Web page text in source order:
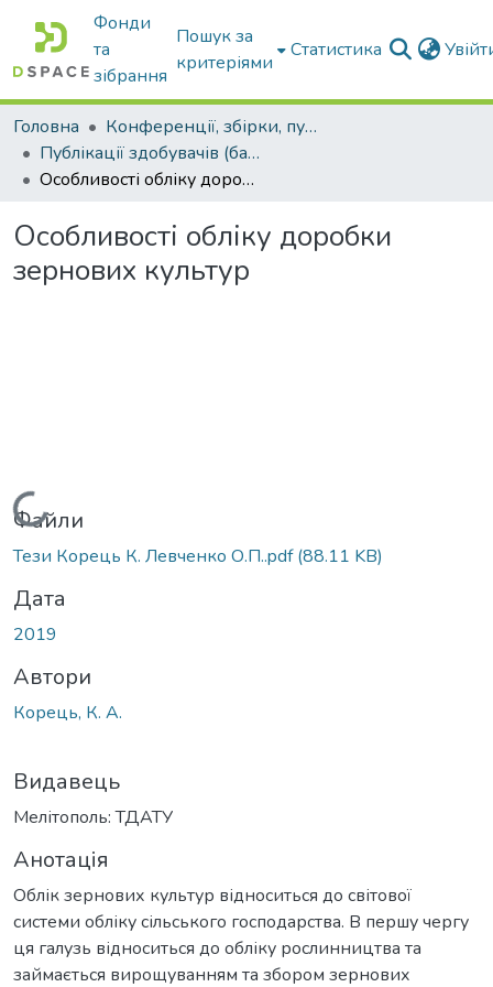
Фонди
та
зібрання
Пошук за
критеріями
Статистика
Головна
Конференції, збірки, публікації молодих вчених і здобувачів : магістрів, бакалаврів, аспірантів.
Публікації здобувачів (бакалаврів. магістрів, аспірантів)
Особливості обліку доробки зернових культур
Особливості обліку доробки
зернових культур
Вантажиться...
Файли
Тези Корець К. Левченко О.П..pdf(88.11 KB)
Дата
2019
Автори
Корець, К. А.
Видавець
Мелітополь: ТДАТУ
Анотація
Облік зернових культур відноситься до світової
системи обліку сільського господарства. В першу чергу
ця галузь відноситься до обліку рослинництва та
займається вирощуванням та збором зернових